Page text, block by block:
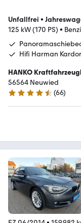
Unfallfrei •
125 kW (170 PS) •
Hifi Harman
HANKO
56564 Neuwied
4.3 Sterne
(66)